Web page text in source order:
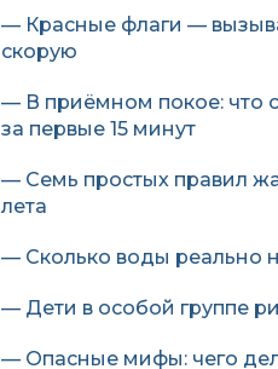
— Красные флаги —
скорую
— В приёмном покое: что
за первые 15 минут
— Семь простых правил
лета
— Сколько воды реально
— Дети в особой группе
— Опасные мифы: чего